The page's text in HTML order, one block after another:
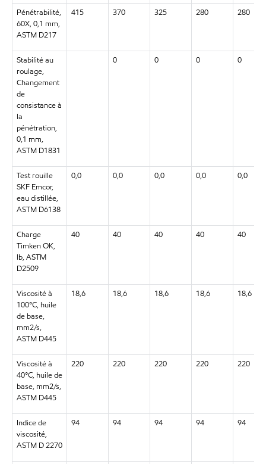
Pénétrabilité,
60X, 0,1 mm,
ASTM D217
415 370 325 280 280
Stabilité au
roulage,
Changement
de
consistance à
la
pénétration,
0,1 mm,
ASTM D1831
0 0 0 0
Test rouille
SKF Emcor,
eau distillée,
ASTM D6138
0,0 0,0 0,0 0,0 0,0
Charge
Timken OK,
lb, ASTM
D2509
40 40 40 40 40
Viscosité à
100°C, huile
de base,
mm2/s,
ASTM D445
18,6 18,6 18,6 18,6 18,6
Viscosité à
40°C, huile de
base, mm2/s,
ASTM D445
220 220 220 220 220
Indice de
viscosité,
ASTM D 2270
94 94 94 94 94